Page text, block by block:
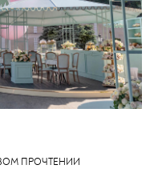
ПРОЧТЕНИИ